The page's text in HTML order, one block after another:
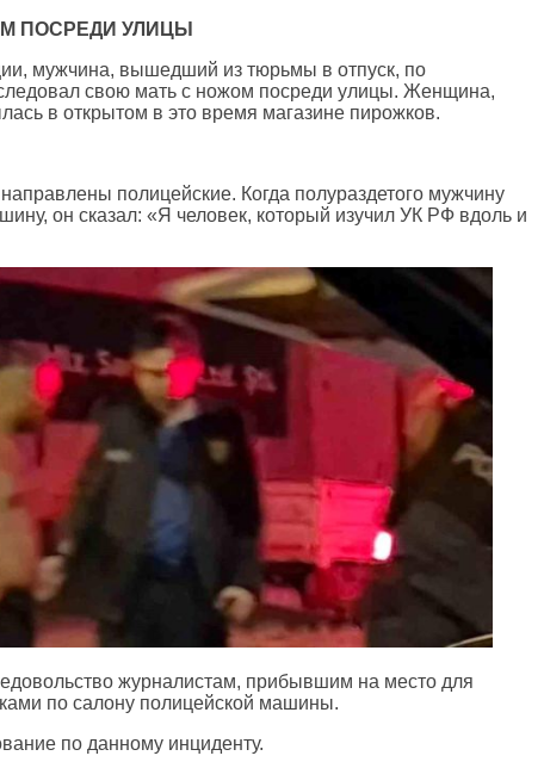
ПОСРЕДИ УЛИЦЫ
мужчина, вышедший из тюрьмы в отпуск, по
свою мать с ножом посреди улицы. Женщина,
в открытом в это время магазине пирожков.
полицейские. Когда полураздетого мужчину
он сказал: «Я человек, который изучил УК РФ вдоль и
журналистам, прибывшим на место для
по салону полицейской машины.
по данному инциденту.